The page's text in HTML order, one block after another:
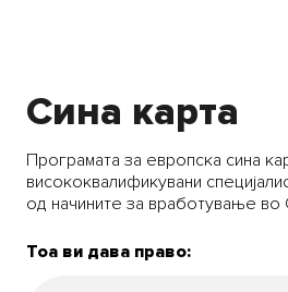
Сина карта
Програмата за европска сина
висококвалификувани
од начините за вработување во
Тоа ви дава право: